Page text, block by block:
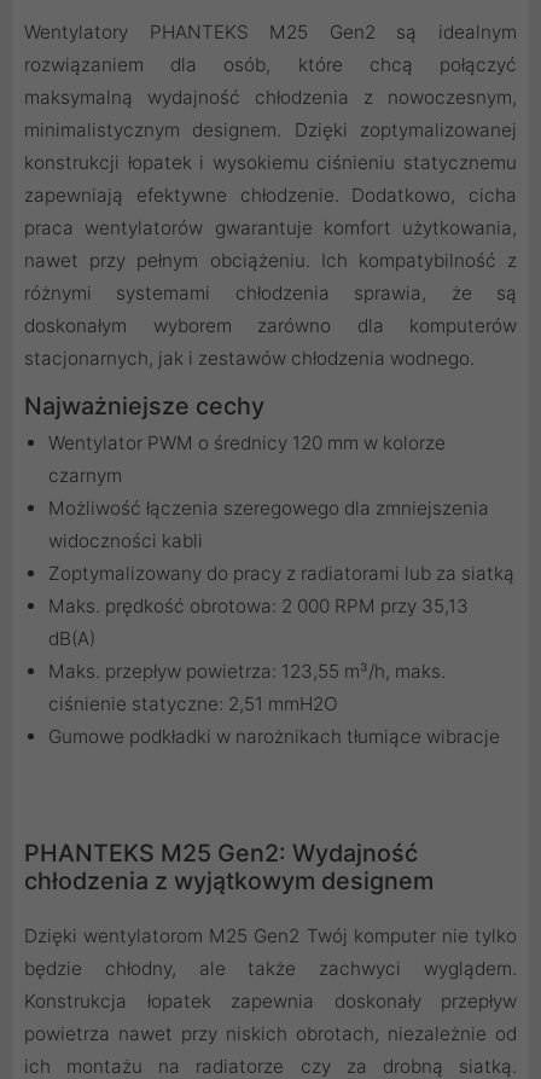
Wentylatory PHANTEKS M25 Gen2 są idealnym
rozwiązaniem dla osób, które chcą połączyć
maksymalną wydajność chłodzenia z nowoczesnym,
minimalistycznym designem. Dzięki zoptymalizowanej
konstrukcji łopatek i wysokiemu ciśnieniu statycznemu
zapewniają efektywne chłodzenie. Dodatkowo, cicha
praca wentylatorów gwarantuje komfort użytkowania,
nawet przy pełnym obciążeniu. Ich kompatybilność z
różnymi systemami chłodzenia sprawia, że są
doskonałym wyborem zarówno dla komputerów
stacjonarnych, jak i zestawów chłodzenia wodnego.
Najważniejsze cechy
Wentylator PWM o średnicy 120 mm w kolorze
czarnym
Możliwość łączenia szeregowego dla zmniejszenia
widoczności kabli
Zoptymalizowany do pracy z radiatorami lub za siatką
Maks. prędkość obrotowa: 2 000 RPM przy 35,13
dB(A)
Maks. przepływ powietrza: 123,55 m³/h, maks.
ciśnienie statyczne: 2,51 mmH2O
Gumowe podkładki w narożnikach tłumiące wibracje
PHANTEKS M25 Gen2: Wydajność
chłodzenia z wyjątkowym designem
Dzięki wentylatorom M25 Gen2 Twój komputer nie tylko
będzie chłodny, ale także zachwyci wyglądem.
Konstrukcja łopatek zapewnia doskonały przepływ
powietrza nawet przy niskich obrotach, niezależnie od
ich montażu na radiatorze czy za drobną siatką.